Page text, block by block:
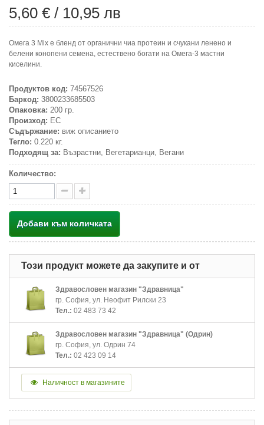
5,60 € / 10,95 лв
Омега 3 Mix е бленд от органични чиа протеин и счукани ленено и
белени конопени семена, естествено богати на Омега-3 мастни
киселини.
Продуктов код: 74567526
Баркод: 3800233685503
Опаковка: 200 гр.
Произход: ЕС
Съдържание: виж описанието
Тегло: 0.220 кг.
Подходящ за: Възрастни, Вегетарианци, Вегани
Количество:
Добави към количката
Този продукт можете да закупите и от
Здравословен магазин "Здравница"
гр. София, ул. Неофит Рилски 23
Тел.: 02 483 73 42
Здравословен магазин "Здравница" (Одрин)
гр. София, ул. Одрин 74
Тел.: 02 423 09 14
Наличност в магазините